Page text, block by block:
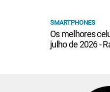
SMARTPHONES
Os melhores
julho de 2026 -